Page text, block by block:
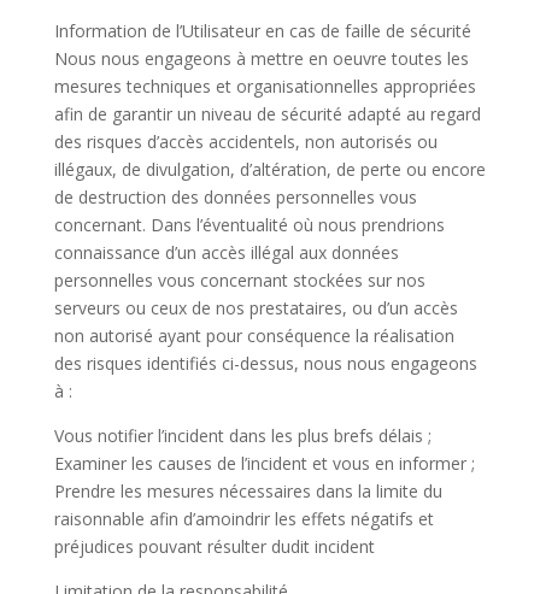
Information de l’Utilisateur en cas de faille de sécurité
Nous nous engageons à mettre en oeuvre toutes les
mesures techniques et organisationnelles appropriées
afin de garantir un niveau de sécurité adapté au regard
des risques d’accès accidentels, non autorisés ou
illégaux, de divulgation, d’altération, de perte ou encore
de destruction des données personnelles vous
concernant. Dans l’éventualité où nous prendrions
connaissance d’un accès illégal aux données
personnelles vous concernant stockées sur nos
serveurs ou ceux de nos prestataires, ou d’un accès
non autorisé ayant pour conséquence la réalisation
des risques identifiés ci-dessus, nous nous engageons
à :
Vous notifier l’incident dans les plus brefs délais ;
Examiner les causes de l’incident et vous en informer ;
Prendre les mesures nécessaires dans la limite du
raisonnable afin d’amoindrir les effets négatifs et
préjudices pouvant résulter dudit incident